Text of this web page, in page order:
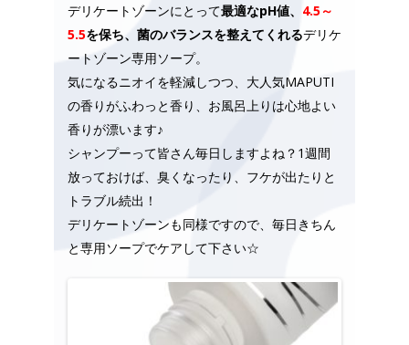
デリケートゾーンにとって最適なpH値、 4.5～
5.5を保ち、菌のバランスを整えてくれるデリケ
ートゾーン専用ソープ。
気になるニオイを軽減しつつ、大人気MAPUTI
の香りがふわっと香り、お風呂上りは心地よい
香りが漂います♪
シャンプーって皆さん毎日しますよね？1週間
放っておけば、臭くなったり、フケが出たりと
トラブル続出！
デリケートゾーンも同様ですので、毎日きちん
と専用ソープでケアして下さい☆